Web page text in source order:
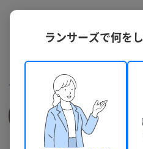
クラウドソーシング ランサーズ フ
1時間前
まず
ランサーズで何を